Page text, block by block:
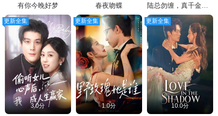
有你今晚好梦 春夜吻蝶
更新全集
3.0分
更新全集
1.0分
更新全集
10.0分